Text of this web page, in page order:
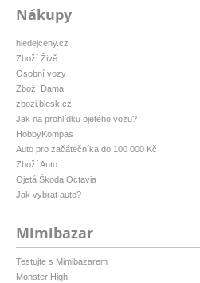
Nákupy
hledejceny.cz
Zboží Živě
Osobní vozy
Zboží Dáma
zbozi.blesk.cz
Jak na prohlídku ojetého vozu?
HobbyKompas
Auto pro začátečníka do 100 000 Kč
Zboží Auto
Ojetá Škoda Octavia
Jak vybrat auto?
Mimibazar
Testujte s Mimibazarem
Monster High